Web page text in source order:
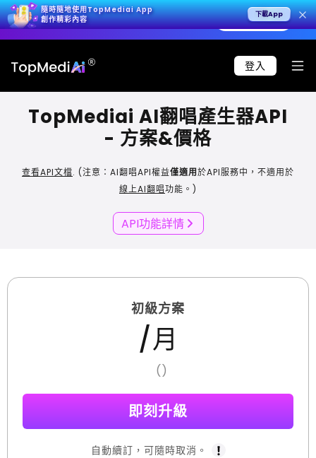
原生 4K 影片，呈現極致寫實效果。 立即試用 >
隨時隨地使用TopMediai App
創作精彩內容
下載App
登入
TopMediai AI翻唱產生器API
- 方案&價格
查看API文檔. (注意：AI翻唱API權益僅適用於API服務中，不適用於
線上AI翻唱功能。)
API功能詳情
初級方案
/月
()
即刻升級
自動續訂，可隨時取消。